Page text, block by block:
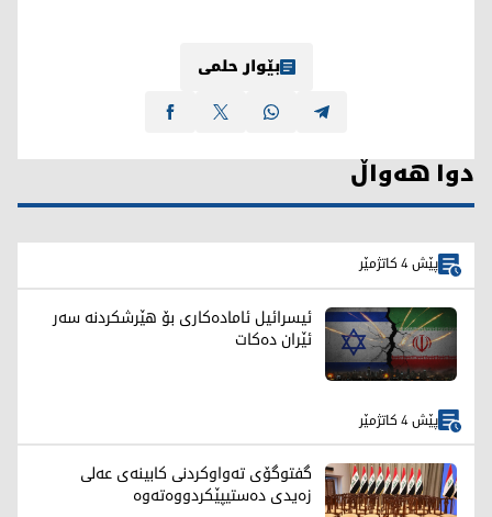
بێوار حلمی
دوا هەواڵ
پێش 4 کاتژمێر
ئیسرائیل ئامادەکاری بۆ هێرشکردنە سەر
ئێران دەکات
پێش 4 کاتژمێر
گفتوگۆی تەواوكردنی كابینەی عەلی
زەیدی دەستیپێكردووەتەوە